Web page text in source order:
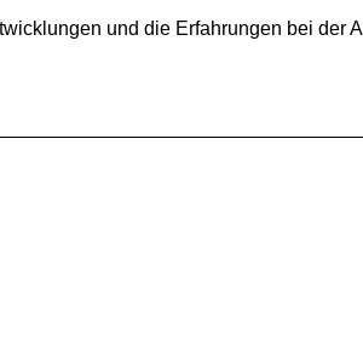
und die Erfahrungen bei der